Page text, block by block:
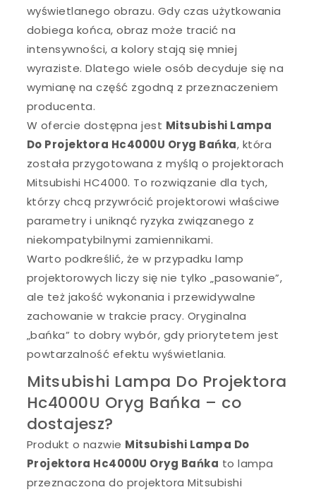
wyświetlanego obrazu. Gdy czas użytkowania
dobiega końca, obraz może tracić na
intensywności, a kolory stają się mniej
wyraziste. Dlatego wiele osób decyduje się na
wymianę na część zgodną z przeznaczeniem
producenta.
W ofercie dostępna jest Mitsubishi Lampa
Do Projektora Hc4000U Oryg Bańka, która
została przygotowana z myślą o projektorach
Mitsubishi HC4000. To rozwiązanie dla tych,
którzy chcą przywrócić projektorowi właściwe
parametry i uniknąć ryzyka związanego z
niekompatybilnymi zamiennikami.
Warto podkreślić, że w przypadku lamp
projektorowych liczy się nie tylko „pasowanie”,
ale też jakość wykonania i przewidywalne
zachowanie w trakcie pracy. Oryginalna
„bańka” to dobry wybór, gdy priorytetem jest
powtarzalność efektu wyświetlania.
Mitsubishi Lampa Do Projektora
Hc4000U Oryg Bańka – co
dostajesz?
Produkt o nazwie Mitsubishi Lampa Do
Projektora Hc4000U Oryg Bańka to lampa
przeznaczona do projektora Mitsubishi